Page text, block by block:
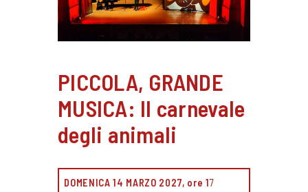
PICCOLA, GRANDE
MUSICA: Il carnevale
degli animali
DOMENICA 14 MARZO 2027, ore 17